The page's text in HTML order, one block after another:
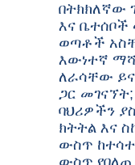
በትክክለኛው
እና ቤተሰቦች
ወጣቶች
እውነተኛ
ለራሳቸው
ጋር
ባህሪዎችን
ክትትል እና
ውስጥ
ውስጥ